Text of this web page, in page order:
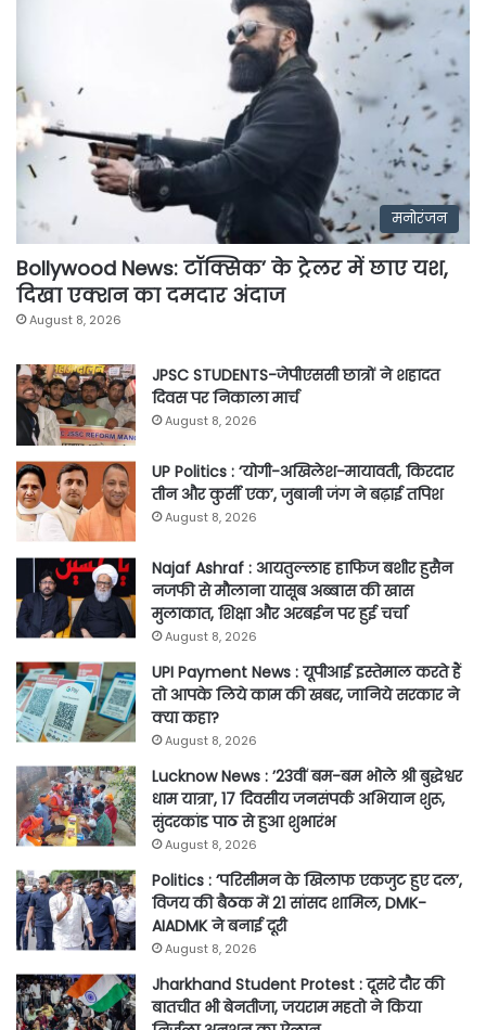
मनोरंजन
Bollywood News: टॉक्सिक’ के ट्रेलर में छाए यश,
दिखा एक्शन का दमदार अंदाज
August 8, 2026
JPSC STUDENTS-जेपीएससी छात्रों ने शहादत
दिवस पर निकाला मार्च
August 8, 2026
UP Politics : ‘योगी-अखिलेश-मायावती, किरदार
तीन और कुर्सी एक’, जुबानी जंग ने बढ़ाई तपिश
August 8, 2026
Najaf Ashraf : आयतुल्लाह हाफिज बशीर हुसैन
नजफी से मौलाना यासूब अब्बास की खास
मुलाकात, शिक्षा और अरबईन पर हुई चर्चा
August 8, 2026
UPI Payment News : यूपीआई इस्तेमाल करते हैं
तो आपके लिये काम की खबर, जानिये सरकार ने
क्या कहा?
August 8, 2026
Lucknow News : ’23वीं बम-बम भोले श्री बुद्धेश्वर
धाम यात्रा’, 17 दिवसीय जनसंपर्क अभियान शुरू,
सुंदरकांड पाठ से हुआ शुभारंभ
August 8, 2026
Politics : ‘परिसीमन के खिलाफ एकजुट हुए दल’,
विजय की बैठक में 21 सांसद शामिल, DMK-
AIADMK ने बनाई दूरी
August 8, 2026
Jharkhand Student Protest : दूसरे दौर की
बातचीत भी बेनतीजा, जयराम महतो ने किया